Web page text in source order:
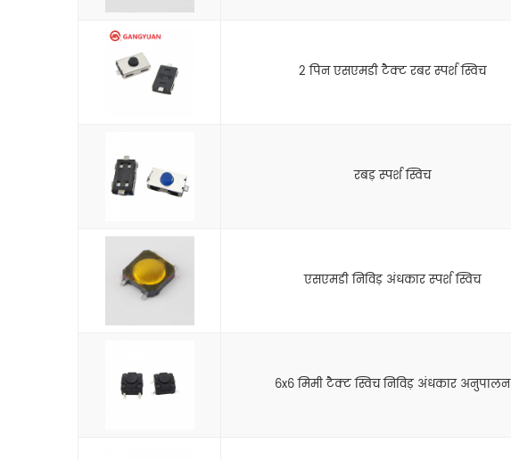
2 पिन एसएमडी टैक्ट रबर स्पर्श स्विच
रबड़ स्पर्श स्विच
एसएमडी निविड़ अंधकार स्पर्श स्विच
6x6 मिमी टैक्ट स्विच निविड़ अंधकार अनुपालन